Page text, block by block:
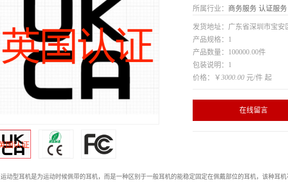
所属行业： 商务服务 认证服务
发货地址：广东省深圳市宝安
产品规格：1
产品数量：100000.00件
包装说明：1
价格：￥ 3000.00 元/件 起
在线留言
运动型耳机是为运动时候佩带的耳机，而是一种区别于一般耳机的能稳定固定在佩戴部位的耳机，该种耳